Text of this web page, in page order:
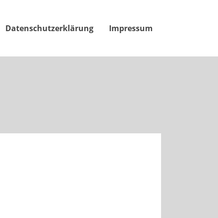
Datenschutzerklärung Impressum